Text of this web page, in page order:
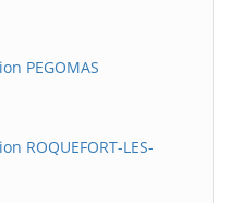
PEGOMAS
ROQUEFORT-LES-